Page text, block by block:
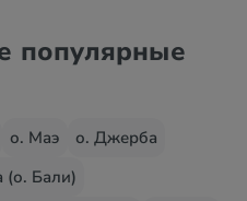
популярные
о. Маэ
о. Джерба
(о. Бали)